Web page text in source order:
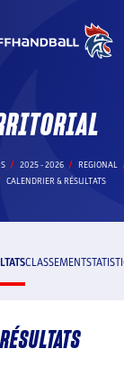
2025 - 2026 REGIONAL
CALENDRIER & RÉSULTATS
CLASSEMENT